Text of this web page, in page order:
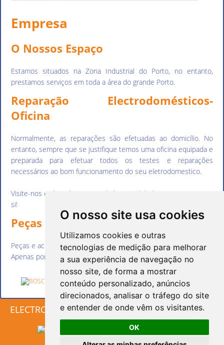
O nosso site usa cookies
Utilizamos cookies e outras
tecnologias de medição para melhorar
a sua experiência de navegação no
nosso site, de forma a mostrar
conteúdo personalizado, anúncios
direcionados, analisar o tráfego do site
e entender de onde vêm os visitantes.
OK
Empresa
O Nossos Espaço
Estamos situados na Zona Industrial do Porto, no entanto,
prestamos serviços em toda a área do grande Porto.
Reparação Electrodomésticos-
Oficina
Normalmente, as reparações são efetuadas ao domicílio. No
entanto, sempre que se justifique temos uma oficina equipada e
preparada para efetuar todos os testes e reparações
necessários ao bom funcionamento do seu eletrodomestico.
Visite-nos e descubra as novidades e utilidades que temos para
si!
Peças & Acessórios
Peças e acessórios indispensáveis para facilitar o seu dia a dia.
Apenas por encomenda. Entre em contacto connosco.
ELECTRO PRECIOSA- 2026
|